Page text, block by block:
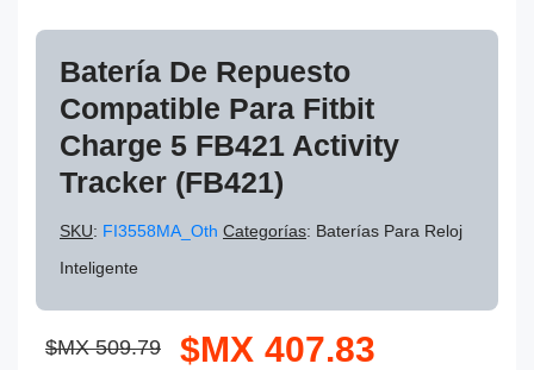
Batería De Repuesto
Compatible Para Fitbit
Charge 5 FB421 Activity
Tracker (FB421)
SKU: FI3558MA_Oth Categorías: Baterías Para Reloj
Inteligente
$MX 509.79 $MX 407.83